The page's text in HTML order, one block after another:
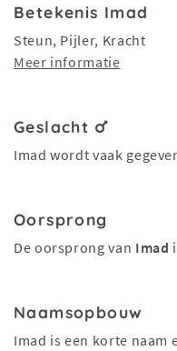
Betekenis Imad
Steun, Pijler, Kracht
Meer informatie
Geslacht
Imad wordt vaak
Oorsprong
De oorsprong van Imad
Naamsopbouw
Imad is een korte naam